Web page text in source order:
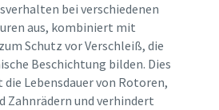
bei verschiedenen
aus, kombiniert mit
Schutz vor Verschleiß, die
Beschichtung bilden. Dies
Lebensdauer von Rotoren,
Zahnrädern und verhindert